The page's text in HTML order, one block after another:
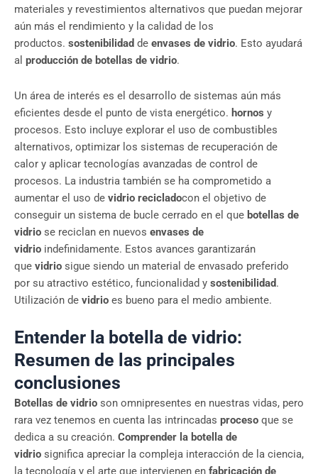
materiales y revestimientos alternativos que puedan mejorar
aún más el rendimiento y la calidad de los
productos. sostenibilidad de envases de vidrio. Esto ayudará
al producción de botellas de vidrio.
Un área de interés es el desarrollo de sistemas aún más
eficientes desde el punto de vista energético. hornos y
procesos. Esto incluye explorar el uso de combustibles
alternativos, optimizar los sistemas de recuperación de
calor y aplicar tecnologías avanzadas de control de
procesos. La industria también se ha comprometido a
aumentar el uso de vidrio recicladocon el objetivo de
conseguir un sistema de bucle cerrado en el que botellas de
vidrio se reciclan en nuevos envases de
vidrio indefinidamente. Estos avances garantizarán
que vidrio sigue siendo un material de envasado preferido
por su atractivo estético, funcionalidad y sostenibilidad.
Utilización de vidrio es bueno para el medio ambiente.
Entender la botella de vidrio:
Resumen de las principales
conclusiones
Botellas de vidrio son omnipresentes en nuestras vidas, pero
rara vez tenemos en cuenta las intrincadas proceso que se
dedica a su creación. Comprender la botella de
vidrio significa apreciar la compleja interacción de la ciencia,
la tecnología y el arte que intervienen en fabricación de